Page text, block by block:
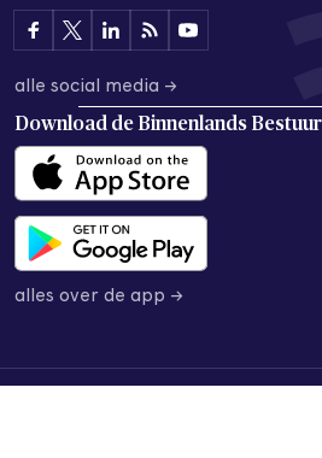
alle social media →
Download de Binnenlands
alles over de app →